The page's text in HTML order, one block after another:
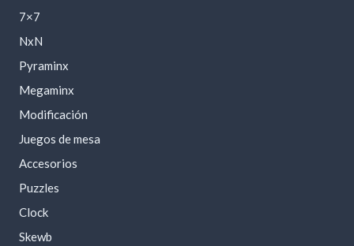
7×7
NxN
Pyraminx
Megaminx
Modificación
Juegos de mesa
Accesorios
Puzzles
Clock
Skewb